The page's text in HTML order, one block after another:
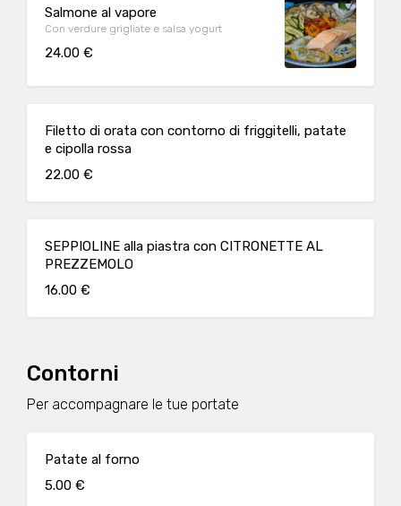
Salmone al vapore
Con verdure grigliate e salsa yogurt
24.00 €
Filetto di orata con contorno di friggitelli, patate
e cipolla rossa
22.00 €
SEPPIOLINE alla piastra con CITRONETTE AL
PREZZEMOLO
16.00 €
Contorni
Per accompagnare le tue portate
Patate al forno
5.00 €